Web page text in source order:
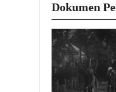
Dokumen